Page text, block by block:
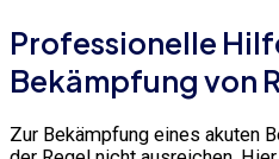
Professionelle
Bekämpfung von
Zur Bekämpfung eines akuten